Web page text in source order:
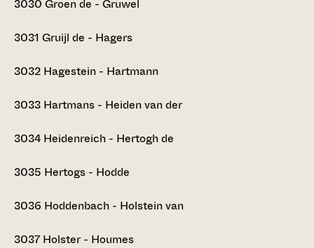
3030 Groen de - Gruwel
3031 Gruijl de - Hagers
3032 Hagestein - Hartmann
3033 Hartmans - Heiden van der
3034 Heidenreich - Hertogh de
3035 Hertogs - Hodde
3036 Hoddenbach - Holstein van
3037 Holster - Houmes